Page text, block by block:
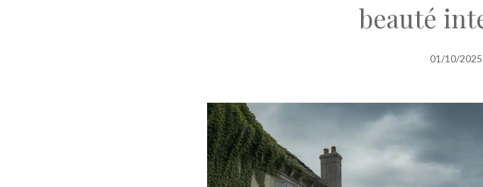
beauté
01/10/2025